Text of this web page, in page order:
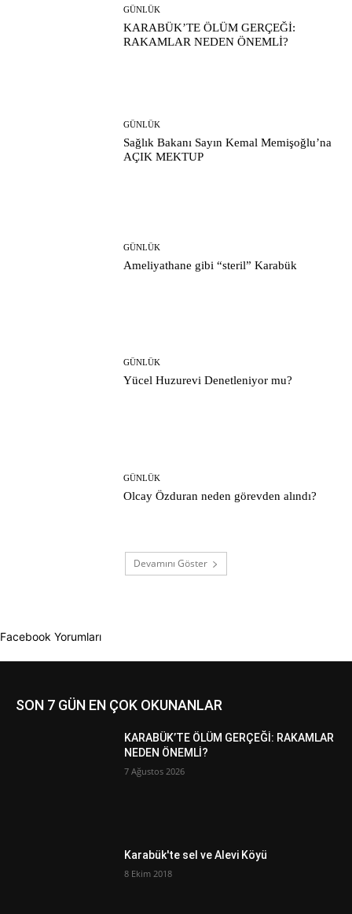
GÜNLÜK
KARABÜK’TE ÖLÜM GERÇEĞİ:
RAKAMLAR NEDEN ÖNEMLİ?
GÜNLÜK
Sağlık Bakanı Sayın Kemal Memişoğlu’na
AÇIK MEKTUP
GÜNLÜK
Ameliyathane gibi “steril” Karabük
GÜNLÜK
Yücel Huzurevi Denetleniyor mu?
GÜNLÜK
Olcay Özduran neden görevden alındı?
Devamını Göster
Facebook Yorumları
SON 7 GÜN EN ÇOK OKUNANLAR
KARABÜK’TE ÖLÜM GERÇEĞİ: RAKAMLAR
NEDEN ÖNEMLİ?
7 Ağustos 2026
Karabük'te sel ve Alevi Köyü
8 Ekim 2018